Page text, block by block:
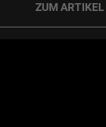
ZUM ARTIKEL